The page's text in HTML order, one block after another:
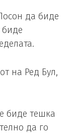
да биде
биде
на Ред Бул,
биде тешка
да го